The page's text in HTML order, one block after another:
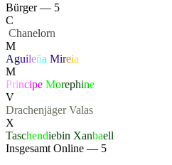
Bürger — 5
C
Chanelorn
M
Aguileña Mireia
M
Principe Morephine
V
Drachenjäger Valas
X
Taschendiebin Xanbaell
Insgesamt Online — 5